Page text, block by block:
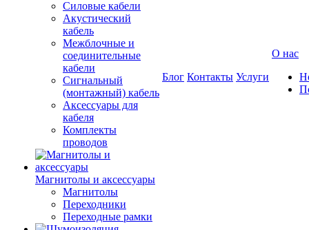
Силовые кабели
Акустический
кабель
Межблочные и
соединительные
кабели
Сигнальный
(монтажный) кабель
Аксессуары для
кабеля
Комплекты
проводов
Магнитолы и аксессуары
Магнитолы
Переходники
Переходные рамки
Блог Контакты Услуги
О нас